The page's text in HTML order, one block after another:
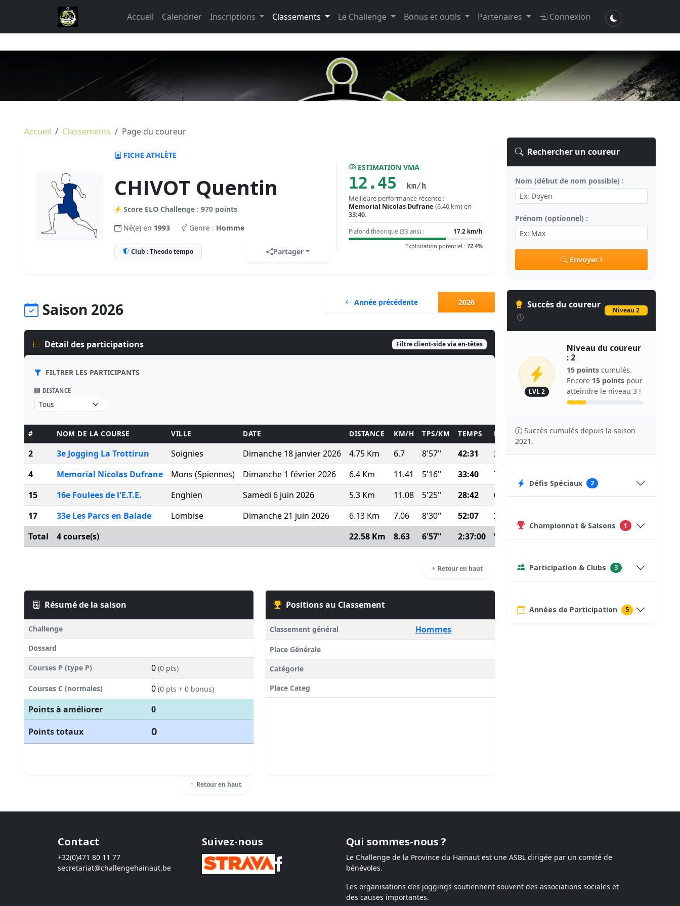
Accueil Calendrier Inscriptions Classements Le Challenge Bonus et outils Partenaires Connexion
Accueil Classements Page du coureur
FICHE ATHLÈTE
CHIVOT Quentin
Score ELO Challenge : 970 points
Né(e) en 1993 Genre : Homme
Club : Theodo tempo Partager
ESTIMATION VMA
12.45 km/h
Meilleure performance récente :
Memorial Nicolas Dufrane (6.40 km) en
33:40.
Plafond théorique (33 ans) :
17.2 km/h
Exploitation potentiel : 72.4%
Saison 2026 Année précédente 2026
Détail des participations Filtre client-side via en-têtes
FILTRER LES PARTICIPANTS
DISTANCE
# NOM DE LA COURSE VILLE DATE DISTANCE KM/H TPS/KM TEMPS POINTS
2 3e Jogging La Trottirun Soignies Dimanche 18 janvier 2026 4.75 Km 6.7 8'57'' 42:31
257
4
Memorial Nicolas Dufrane Mons (Spiennes) Dimanche 1 février 2026 6.4 Km 11.41 5'16'' 33:40
705
15
16e Foulees de l'E.T.E. Enghien Samedi 6 juin 2026 5.3 Km 11.08 5'25'' 28:42
670
17
33e Les Parcs en Balade Lombise Dimanche 21 juin 2026 6.13 Km 7.06 8'30'' 52:07
261
Total
4 course(s) 22.58 Km 8.63 6'57'' 2:37:00 Voir détails
Retour en haut
Résumé de la saison
Challenge
Dossard
Courses P (type P) 0 (0 pts)
Courses C (normales) 0 (0 pts + 0 bonus)
Points à améliorer
0
Points totaux
0
Retour en haut
Positions au Classement
Classement général Hommes
Place Générale
Catégorie
Place Categ
Rechercher un coureur
Nom (début de nom possible) :
Prénom (optionnel) :
Envoyer !
Succès du coureur
Niveau 2
LVL 2
Niveau du coureur
: 2
15 points cumulés.
Encore 15 points pour
atteindre le niveau 3 !
Succès cumulés depuis la saison
2021.
Défis Spéciaux 2
Championnat & Saisons 1
Participation & Clubs 3
Années de Participation 5
Contact
+32(0)471 80 11 77
secretariat@challengehainaut.be
Suivez-nous Qui sommes-nous ?
Le Challenge de la Province du Hainaut est une ASBL dirigée par un comité de
bénévoles.
Les organisations des joggings soutiennent souvent des associations sociales et
des causes importantes.